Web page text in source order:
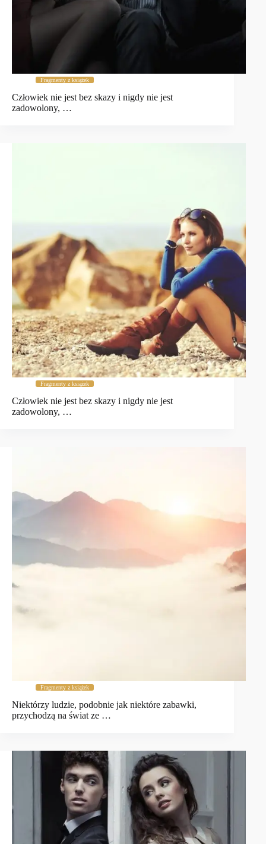
Fragmenty z książek
Człowiek nie jest bez skazy i nigdy nie jest
zadowolony, …
Fragmenty z książek
Człowiek nie jest bez skazy i nigdy nie jest
zadowolony, …
Fragmenty z książek
Niektórzy ludzie, podobnie jak niektóre zabawki,
przychodzą na świat ze …